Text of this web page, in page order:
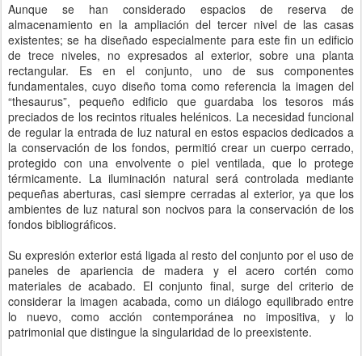
Aunque se han considerado espacios de reserva de
almacenamiento en la ampliación del tercer nivel de las casas
existentes; se ha diseñado especialmente para este fin un edificio
de trece niveles, no expresados al exterior, sobre una planta
rectangular. Es en el conjunto, uno de sus componentes
fundamentales, cuyo diseño toma como referencia la imagen del
“thesaurus”, pequeño edificio que guardaba los tesoros más
preciados de los recintos rituales helénicos. La necesidad funcional
de regular la entrada de luz natural en estos espacios dedicados a
la conservación de los fondos, permitió crear un cuerpo cerrado,
protegido con una envolvente o piel ventilada, que lo protege
térmicamente. La iluminación natural será controlada mediante
pequeñas aberturas, casi siempre cerradas al exterior, ya que los
ambientes de luz natural son nocivos para la conservación de los
fondos bibliográficos.
Su expresión exterior está ligada al resto del conjunto por el uso de
paneles de apariencia de madera y el acero cortén como
materiales de acabado. El conjunto final, surge del criterio de
considerar la imagen acabada, como un diálogo equilibrado entre
lo nuevo, como acción contemporánea no impositiva, y lo
patrimonial que distingue la singularidad de lo preexistente.